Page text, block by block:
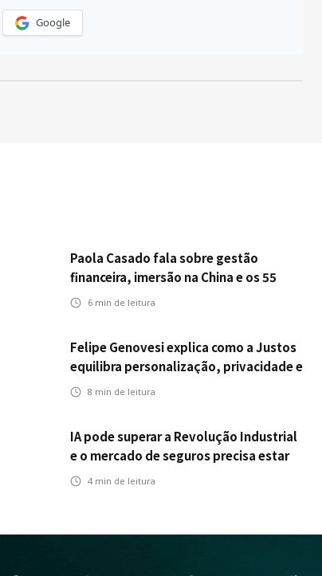
Paola Casado fala sobre gestão
financeira, imersão na China e os 55
anos da ENS
6min de leitura
Felipe Genovesi explica como a Justos
equilibra personalização, privacidade e
tecnologia
8 min de leitura
IA pode superar a Revolução Industrial
e o mercado de seguros precisa estar
preparado
4min de leitura